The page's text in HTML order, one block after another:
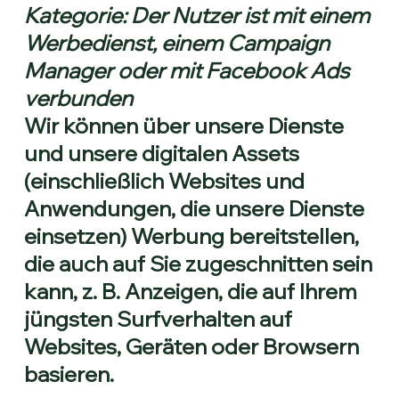
Kategorie: Der Nutzer ist mit einem
Werbedienst, einem Campaign
Manager oder mit Facebook Ads
verbunden
Wir können über unsere Dienste
und unsere digitalen Assets
(einschließlich Websites und
Anwendungen, die unsere Dienste
einsetzen) Werbung bereitstellen,
die auch auf Sie zugeschnitten sein
kann, z. B. Anzeigen, die auf Ihrem
jüngsten Surfverhalten auf
Websites, Geräten oder Browsern
basieren.